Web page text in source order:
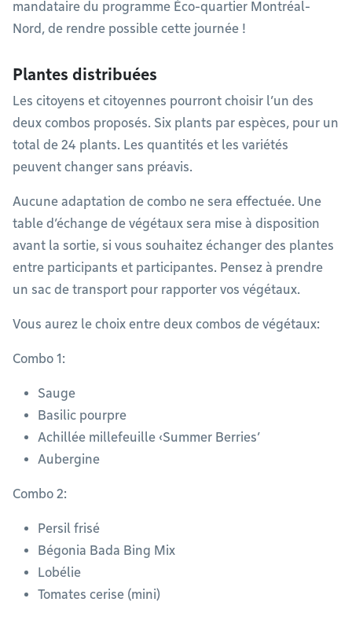
mandataire du programme Éco-quartier Montréal-
Nord, de rendre possible cette journée !
Plantes distribuées
Les citoyens et citoyennes pourront choisir l’un des
deux combos proposés. Six plants par espèces, pour un
total de 24 plants. Les quantités et les variétés
peuvent changer sans préavis.
Aucune adaptation de combo ne sera effectuée. Une
table d’échange de végétaux sera mise à disposition
avant la sortie, si vous souhaitez échanger des plantes
entre participants et participantes. Pensez à prendre
un sac de transport pour rapporter vos végétaux.
Vous aurez le choix entre deux combos de végétaux:
Combo 1:
Sauge
Basilic pourpre
Achillée millefeuille ‹Summer Berries’
Aubergine
Combo 2:
Persil frisé
Bégonia Bada Bing Mix
Lobélie
Tomates cerise (mini)